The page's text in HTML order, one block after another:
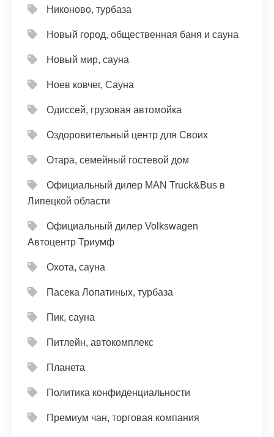
Никоново, турбаза
Новый город, общественная баня и сауна
Новый мир, сауна
Ноев ковчег, Сауна
Одиссей, грузовая автомойка
Оздоровительный центр для Своих
Отара, семейный гостевой дом
Официальный дилер MAN Truck&Bus в
Липецкой области
Официальный дилер Volkswagen
Автоцентр Триумф
Охота, сауна
Пасека Лопатиных, турбаза
Пик, сауна
Питлейн, автокомплекс
Планета
Политика конфиденциальности
Премиум чан, торговая компания